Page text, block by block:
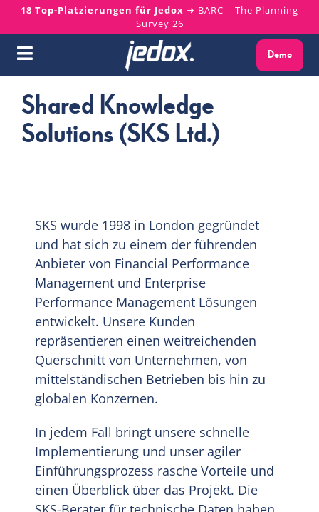
Skip
content
18 Top-Platzierungen für Jedox ➜ BARC – The Planning
Survey 26
Toggle
Navigation
Warum Jedox?
Lösungen
Services
Ressourcen
Über uns
Demo
Shared Knowledge
Solutions (SKS Ltd.)
SKS wurde 1998 in London gegründet
und hat sich zu einem der führenden
Anbieter von Financial Performance
Management und Enterprise
Performance Management Lösungen
entwickelt. Unsere Kunden
repräsentieren einen weitreichenden
Querschnitt von Unternehmen, von
mittelständischen Betrieben bis hin zu
globalen Konzernen.
In jedem Fall bringt unsere schnelle
Implementierung und unser agiler
Einführungsprozess rasche Vorteile und
einen Überblick über das Projekt. Die